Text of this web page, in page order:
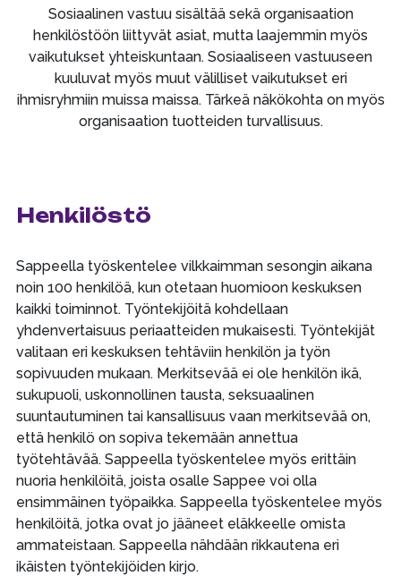
Sosiaalinen vastuu sisältää sekä organisaation
henkilöstöön liittyvät asiat, mutta laajemmin myös
vaikutukset yhteiskuntaan. Sosiaaliseen vastuuseen
kuuluvat myös muut välilliset vaikutukset eri
ihmisryhmiin muissa maissa. Tärkeä näkökohta on myös
organisaation tuotteiden turvallisuus.
Henkilöstö
Sappeella työskentelee vilkkaimman sesongin aikana
noin 100 henkilöä, kun otetaan huomioon keskuksen
kaikki toiminnot. Työntekijöitä kohdellaan
yhdenvertaisuus periaatteiden mukaisesti. Työntekijät
valitaan eri keskuksen tehtäviin henkilön ja työn
sopivuuden mukaan. Merkitsevää ei ole henkilön ikä,
sukupuoli, uskonnollinen tausta, seksuaalinen
suuntautuminen tai kansallisuus vaan merkitsevää on,
että henkilö on sopiva tekemään annettua
työtehtävää. Sappeella työskentelee myös erittäin
nuoria henkilöitä, joista osalle Sappee voi olla
ensimmäinen työpaikka. Sappeella työskentelee myös
henkilöitä, jotka ovat jo jääneet eläkkeelle omista
ammateistaan. Sappeella nähdään rikkautena eri
ikäisten työntekijöiden kirjo.